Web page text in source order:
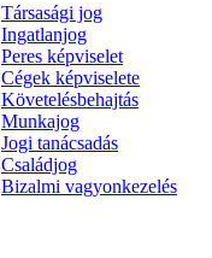
Társasági jog
Ingatlanjog
Peres képviselet
Cégek képviselete
Követelésbehajtás
Munkajog
Jogi tanácsadás
Családjog
Bizalmi vagyonkezelés